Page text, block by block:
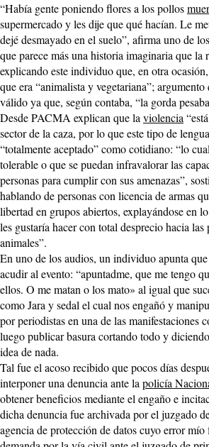
“Había gente poniendo flores a los pollos
supermercado y les dije que qué hacían. Le
dejé desmayado en el suelo”, afirma uno de
que parece más una historia imaginaria que la
explicando este individuo que, en otra
que era “animalista y vegetariana”;
válido ya que, según contaba, “la gorda
Desde PACMA explican que la violencia
sector de la caza, por lo que este tipo de
“totalmente aceptado” como cotidiano: “lo
tolerable o que se puedan infravalorar las
personas para cumplir con sus amenazas”,
hablando de personas con licencia de armas
libertad en grupos abiertos, explayándose en
les gustaría hacer con total desprecio hacia las
animales”.
En uno de los audios, un individuo apunta que
acudir al evento: “apuntadme, que me tengo
ellos. O me matan o los mato» al igual que
como Jara y sedal el cual nos engañó y
por periodistas en una de las manifestaciones
luego publicar basura cortando todo y
idea de nada.
Tal fue el acoso recibido que pocos días
interponer una denuncia ante la policía
obtener beneficios mediante el engaño e
dicha denuncia fue archivada por el juzgado
agencia de protección de datos cuyo error mío